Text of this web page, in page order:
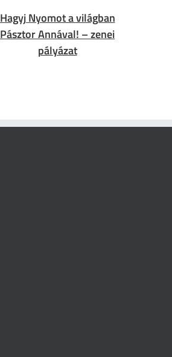
Hagyj Nyomot a világban
Pásztor Annával! – zenei
pályázat